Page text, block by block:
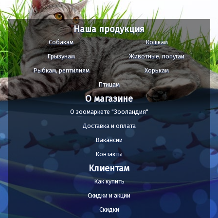
Наша продукция
Собакам
Кошкам
Грызунам
Животные, попугаи
Рыбкам, рептилиям
Хорькам
Птицам
О магазине
О зоомаркете "Зооландия"
Доставка и оплата
Вакансии
Контакты
Клиентам
Как купить
Скидки и акции
Скидки